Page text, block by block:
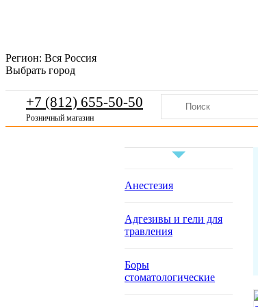
Регион: Вся Россия
Выбрать город
+7 (812) 655-50-50
Розничный магазин
Анестезия
Адгезивы и гели для
травления
Боры
стоматологические